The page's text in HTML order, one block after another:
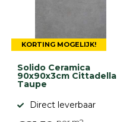
KORTING MOGELIJK!
Solido Ceramica
90x90x3cm Cittadella
Taupe
Direct leverbaar